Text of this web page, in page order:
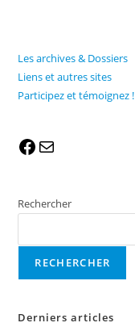
Les archives & Dossiers
Liens et autres sites
Participez et témoignez !
Rechercher
RECHERCHER
Derniers articles